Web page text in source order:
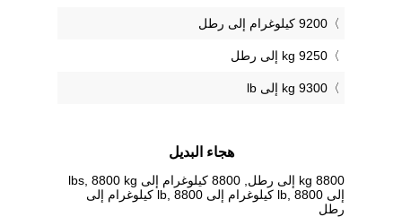
9200 كيلوغرام إلى رطل
9250 kg إلى رطل
9300 kg إلى lb
هجاء البديل
8800 kg إلى رطل, 8800 كيلوغرام إلى lbs, 8800 kg
إلى lb, 8800 كيلوغرام إلى lb, 8800 كيلوغرام إلى
رطل